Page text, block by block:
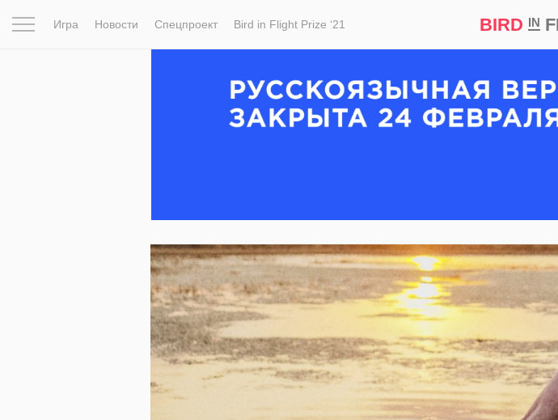
Игра Новости Спецпроект Bird in Flight Prize ‘21 BIRD IN